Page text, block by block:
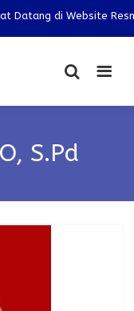
Datang di Website
S.Pd